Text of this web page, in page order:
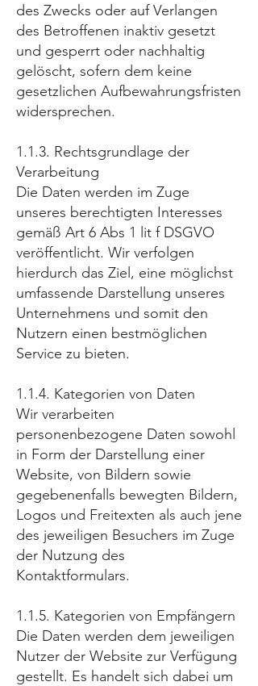
des Zwecks oder auf Verlangen
des Betroffenen inaktiv gesetzt
und gesperrt oder nachhaltig
gelöscht, sofern dem keine
gesetzlichen Aufbewahrungsfristen
widersprechen.
1.1.3. Rechtsgrundlage der
Verarbeitung
Die Daten werden im Zuge
unseres berechtigten Interesses
gemäß Art 6 Abs 1 lit f DSGVO
veröffentlicht. Wir verfolgen
hierdurch das Ziel, eine möglichst
umfassende Darstellung unseres
Unternehmens und somit den
Nutzern einen bestmöglichen
Service zu bieten.
1.1.4. Kategorien von Daten
Wir verarbeiten
personenbezogene Daten sowohl
in Form der Darstellung einer
Website, von Bildern sowie
gegebenenfalls bewegten Bildern,
Logos und Freitexten als auch jene
des jeweiligen Besuchers im Zuge
der Nutzung des
Kontaktformulars.
1.1.5. Kategorien von Empfängern
Die Daten werden dem jeweiligen
Nutzer der Website zur Verfügung
gestellt. Es handelt sich dabei um